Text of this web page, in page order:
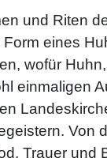
und Riten
eines
wofür
einmaligen
Von
Trauer